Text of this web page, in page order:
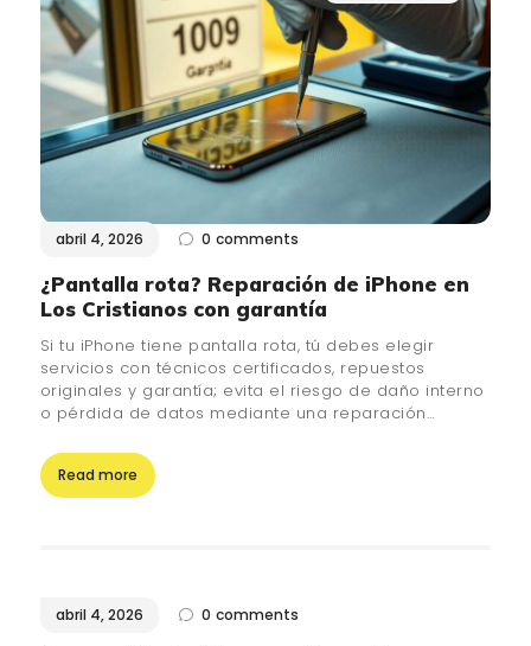
¿QUIÉNES SOMOS?
🔒 POLÍTICA DE
PRIVACIDAD
abril 4, 2026 0 comments
¿Pantalla rota? Reparación de iPhone en
Los Cristianos con garantía
Si tu iPhone tiene pantalla rota, tú debes elegir
servicios con técnicos certificados, repuestos
originales y garantía; evita el riesgo de daño interno
o pérdida de datos mediante una reparación…
Read more
abril 4, 2026 0 comments